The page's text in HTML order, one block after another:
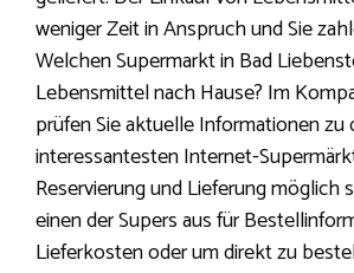
weniger Zeit in Anspruch und Sie
Welchen Supermarkt in Bad
Lebensmittel nach Hause? Im
prüfen Sie aktuelle Informationen zu
interessantesten Internet-
Reservierung und Lieferung möglich
einen der Supers aus für
Lieferkosten oder um direkt zu